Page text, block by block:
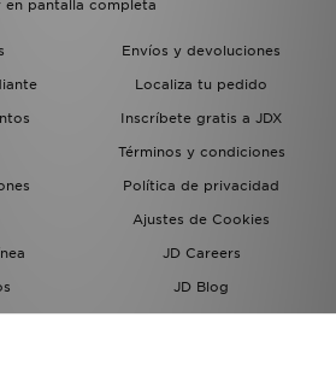
en pantalla completa
Envíos y devoluciones
Localiza tu pedido
Inscríbete gratis a JDX
Términos y condiciones
Política de privacidad
Ajustes de Cookies
JD Careers
JD Blog